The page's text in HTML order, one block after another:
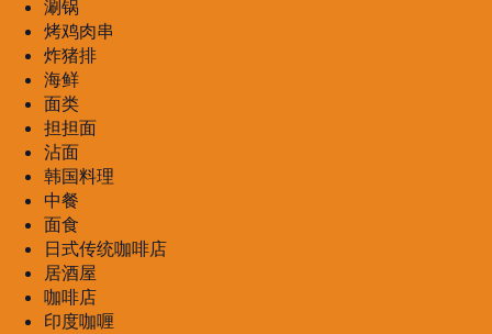
涮锅
烤鸡肉串
炸猪排
海鲜
面类
担担面
沾面
韩国料理
中餐
面食
日式传统咖啡店
居酒屋
咖啡店
印度咖喱